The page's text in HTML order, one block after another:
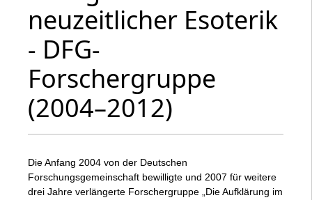
neuzeitlicher Esoterik
- DFG-
Forschergruppe
(2004–2012)
Die Anfang 2004 von der Deutschen
Forschungsgemeinschaft bewilligte und 2007 für weitere
drei Jahre verlängerte Forschergruppe „Die Aufklärung im